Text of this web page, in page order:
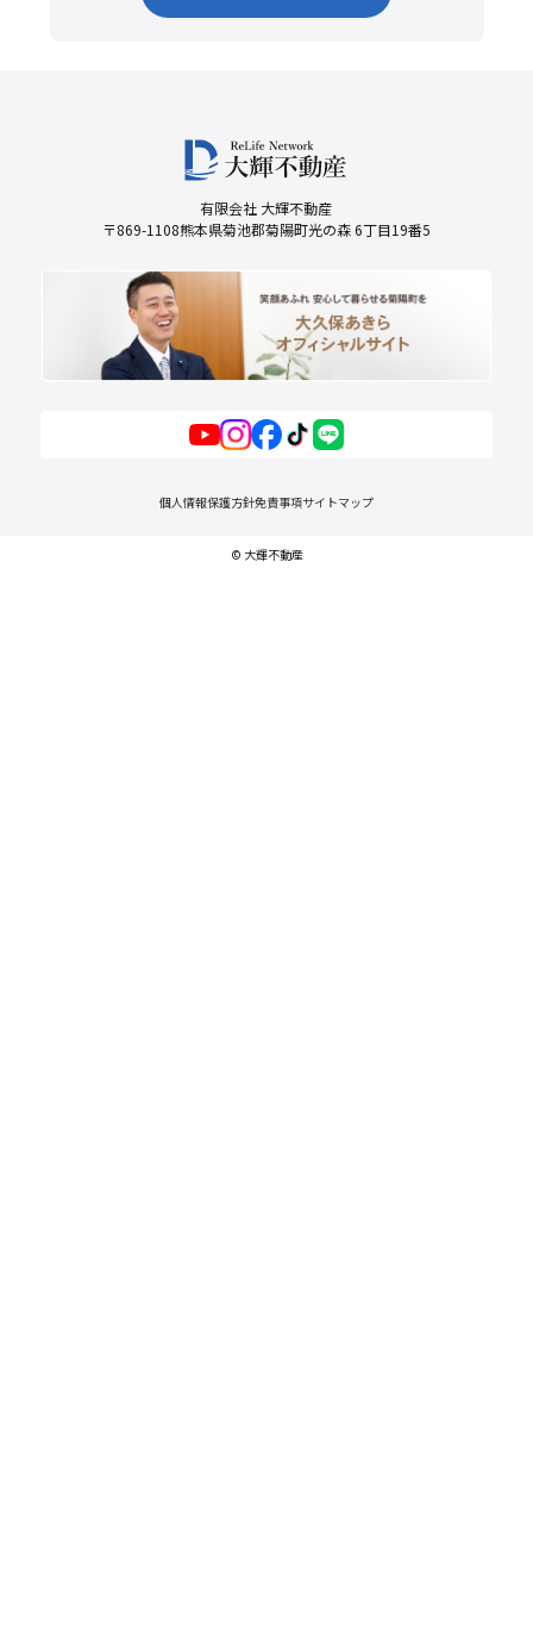
有限会社 大輝不動産
〒869-1108熊本県菊池郡菊陽町光の森 6丁目19番5
個人情報保護方針免責事項サイトマップ
© 大輝不動産